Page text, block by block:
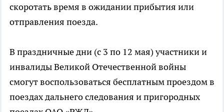
скоротать время в ожидании прибытия или
отправления поезда.
В праздничные дни (с 3 по 12 мая) участники и
инвалиды Великой Отечественной войны
смогут воспользоваться бесплатным проездом в
поездах дальнего следования и пригородных